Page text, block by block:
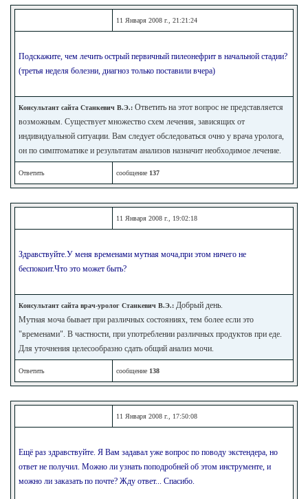
11 Января 2008 г., 21:21:24
Подскажите, чем лечить острый первичный пилеонефрит в начальной стадии?
(третья неделя болезни, диагноз только поставили вчера)
Консультант сайта Станкевич В.Э.: Ответить на этот вопрос не представляется
возможным. Существует множество схем лечения, зависящих от
индивидуальной ситуации. Вам следует обследоваться очно у врача уролога,
он по симптоматике и результатам анализов назначит необходимое лечение.
Ответить сообщение 137
11 Января 2008 г., 19:02:18
Здравствуйте.У меня временами мутная моча,при этом ничего не
беспокоит.Что это может быть?
Консультант сайта врач-уролог Станкевич В.Э.: Добрый день.
Мутная моча бывает при различных состояниях, тем более если это
"временами". В частности, при употреблении различных продуктов при еде.
Для уточнения целесообразно сдать общий анализ мочи.
Ответить сообщение 138
11 Января 2008 г., 17:50:08
Ещё раз здравствуйте. Я Вам задавал уже вопрос по поводу экстендера, но
ответ не получил. Можно ли узнать поподробней об этом инструменте, и
можно ли заказать по почте? Жду ответ... Спасибо.